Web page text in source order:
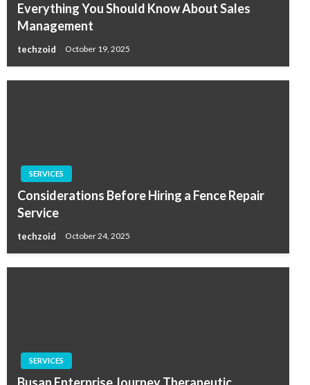
Everything You Should Know About Sales
Management
techzoid October 19, 2025
SERVICES
Considerations Before Hiring a Fence Repair
Service
techzoid October 24, 2025
SERVICES